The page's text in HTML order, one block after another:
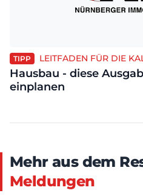
TIPP LEITFADEN FÜR DIE
Hausbau - diese
einplanen
Mehr aus dem
Meldungen